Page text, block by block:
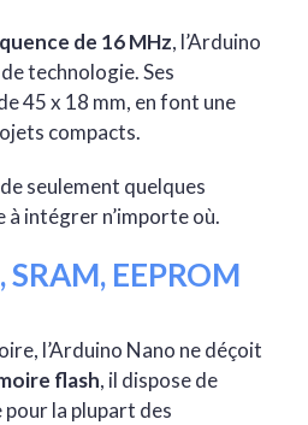
de 16 MHz, l’Arduino
technologie. Ses
45 x 18 mm, en font une
compacts.
seulement quelques
à intégrer n’importe où.
EEPROM
l’Arduino Nano ne déçoit
flash, il dispose de
pour la plupart des